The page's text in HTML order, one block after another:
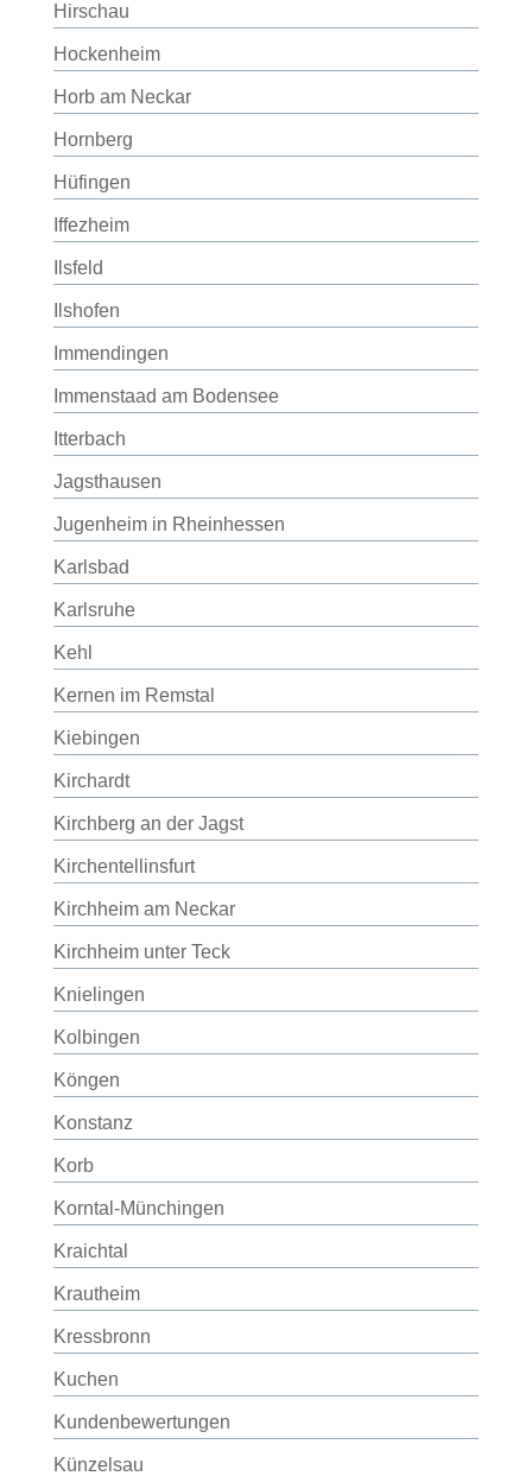
Hirschau
Hockenheim
Horb am Neckar
Hornberg
Hüfingen
Iffezheim
Ilsfeld
Ilshofen
Immendingen
Immenstaad am Bodensee
Itterbach
Jagsthausen
Jugenheim in Rheinhessen
Karlsbad
Karlsruhe
Kehl
Kernen im Remstal
Kiebingen
Kirchardt
Kirchberg an der Jagst
Kirchentellinsfurt
Kirchheim am Neckar
Kirchheim unter Teck
Knielingen
Kolbingen
Köngen
Konstanz
Korb
Korntal-Münchingen
Kraichtal
Krautheim
Kressbronn
Kuchen
Kundenbewertungen
Künzelsau